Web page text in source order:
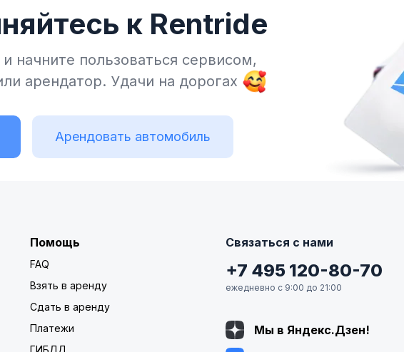
к Rentride
начните пользоваться сервисом,
арендатор. Удачи на дорогах
Арендовать автомобиль
Помощь
FAQ
Взять в аренду
Сдать в аренду
Платежи
ГИБДД
Связаться с нами
+7 495 120-80-70
ежедневно с 9:00 до 21:00
Мы в Яндекс.Дзен!